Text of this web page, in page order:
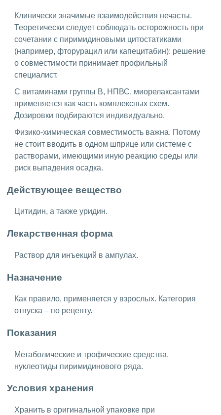
Клинически значимые взаимодействия нечасты.
Теоретически следует соблюдать осторожность при
сочетании с пиримидиновыми цитостатиками
(например, фторурацил или капецитабин): решение
о совместимости принимает профильный
специалист.
С витаминами группы B, НПВС, миорелаксантами
применяется как часть комплексных схем.
Дозировки подбираются индивидуально.
Физико-химическая совместимость важна. Потому
не стоит вводить в одном шприце или системе с
растворами, имеющими иную реакцию среды или
риск выпадения осадка.
Действующее вещество
Цитидин, а также уридин.
Лекарственная форма
Раствор для инъекций в ампулах.
Назначение
Как правило, применяется у взрослых. Категория
отпуска – по рецепту.
Показания
Метаболические и трофические средства,
нуклеотиды пиримидинового ряда.
Условия хранения
Хранить в оригинальной упаковке при